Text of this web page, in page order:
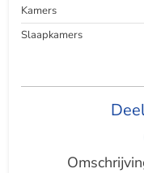
Kamers
Slaapkamers